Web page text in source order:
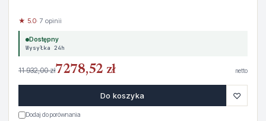
★ 5.0· 7 opinii
Dostępny
Wysyłka 24h
11 932,00 zł7278,52 zł netto
Do koszyka ♡
Dodaj do porównania